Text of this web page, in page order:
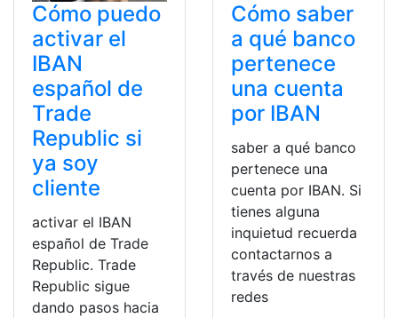
Cómo puedo
activar el
IBAN
español de
Trade
Republic si
ya soy
cliente
activar el IBAN
español de Trade
Republic. Trade
Republic sigue
dando pasos hacia
Cómo saber
a qué banco
pertenece
una cuenta
por IBAN
saber a qué banco
pertenece una
cuenta por IBAN. Si
tienes alguna
inquietud recuerda
contactarnos a
través de nuestras
redes